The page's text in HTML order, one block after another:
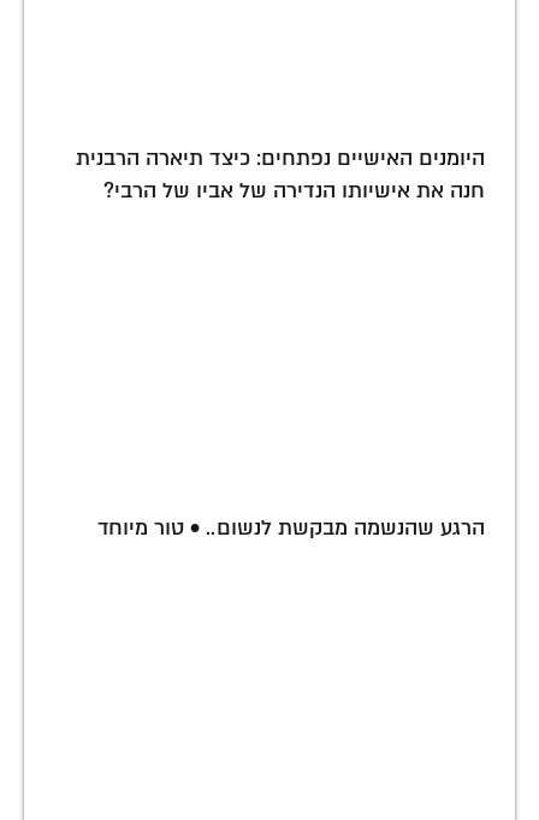
היומנים האישיים נפתחים: כיצד תיארה הרבנית
חנה את אישיותו הנדירה של אביו של הרבי?
הרגע שהנשמה מבקשת לנשום.. • טור מיוחד